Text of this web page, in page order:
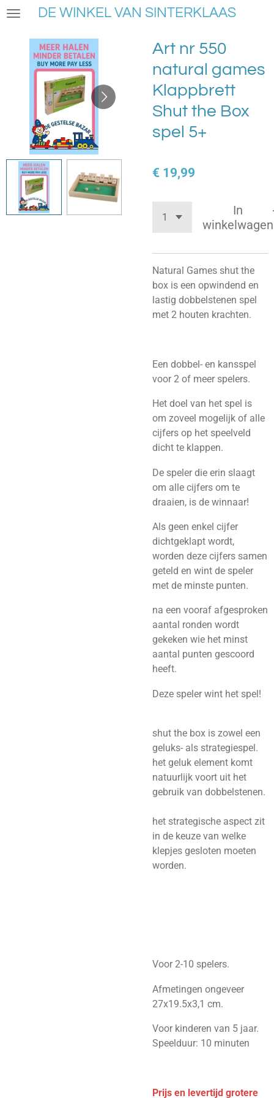
Ga
hoofdinhoud
DE WINKEL VAN SINTERKLAAS
Art nr 550
natural games
Klappbrett
Shut the Box
spel 5+
€ 19,99
In
winkelwagen
Natural Games shut the
box is een opwindend en
lastig dobbelstenen spel
met 2 houten krachten.
Een dobbel- en kansspel
voor 2 of meer spelers.
Het doel van het spel is
om zoveel mogelijk of alle
cijfers op het speelveld
dicht te klappen.
De speler die erin slaagt
om alle cijfers om te
draaien, is de winnaar!
Als geen enkel cijfer
dichtgeklapt wordt,
worden deze cijfers samen
geteld en wint de speler
met de minste punten.
na een vooraf afgesproken
aantal ronden wordt
gekeken wie het minst
aantal punten gescoord
heeft.
Deze speler wint het spel!
shut the box is zowel een
geluks- als strategiespel.
het geluk element komt
natuurlijk voort uit het
gebruik van dobbelstenen.
het strategische aspect zit
in de keuze van welke
klepjes gesloten moeten
worden.
Voor 2-10 spelers.
Afmetingen ongeveer
27x19.5x3,1 cm.
Voor kinderen van 5 jaar.
Speelduur: 10 minuten
Prijs en levertijd grotere